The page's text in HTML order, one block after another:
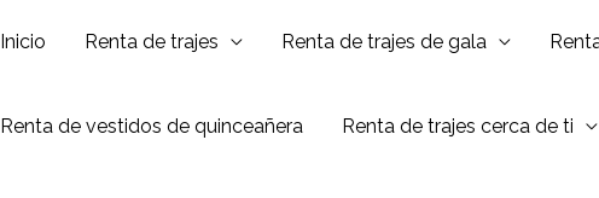
Inicio Renta de trajes Renta de trajes de gala
Renta de vestidos de quinceañera Renta de trajes cerca de ti